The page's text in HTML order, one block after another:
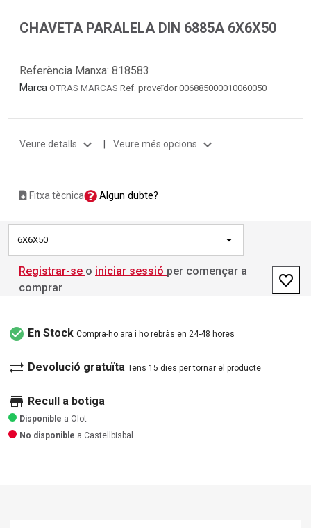
CHAVETA PARALELA DIN 6885A 6X6X50
Referència Manxa: 818583
Marca OTRAS MARCAS Ref. proveïdor 006885000010060050
Veure detalls expand_more | Veure més opcions expand_more
Fitxa tècnica Algun dubte?
6X6X50
Registrar-se o iniciar sessió per començar a
comprar
favorite_border
check_circle En Stock Compra-ho ara i ho rebràs en 24-48 hores
sync_alt Devolució gratuïta Tens 15 dies per tornar el producte
store Recull a botiga
Disponible a Olot
No disponible a Castellbisbal